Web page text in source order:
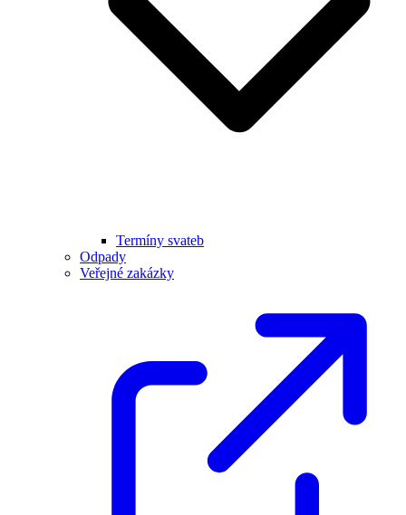
Termíny svateb
Odpady
Veřejné zakázky